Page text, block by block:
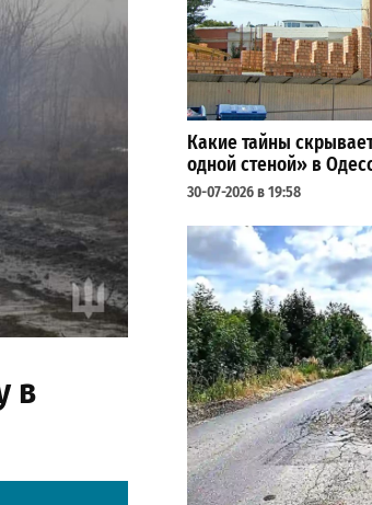
в
Какие тайны
одной стеной» в
30-07-2026 в 19:58